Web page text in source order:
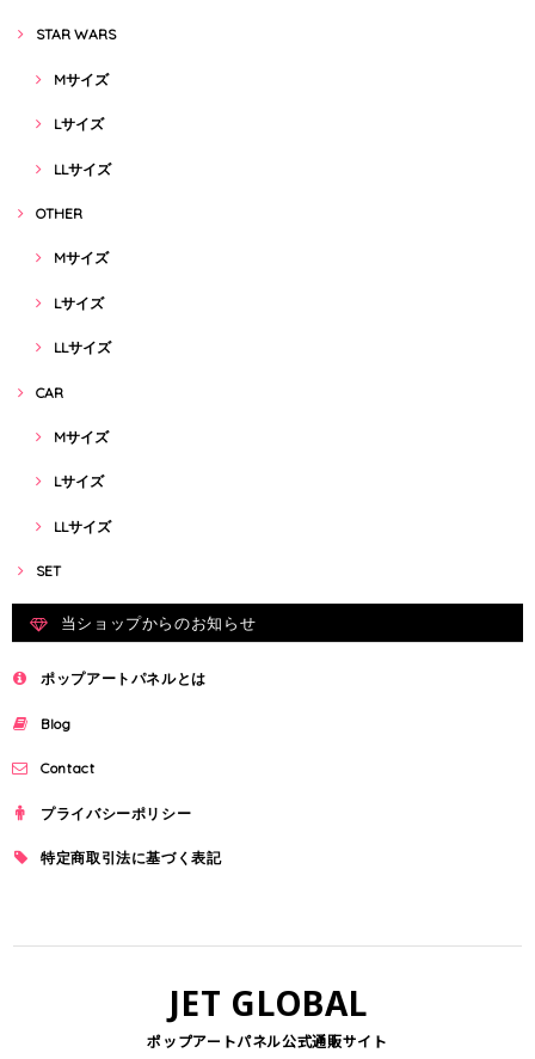
STAR WARS
Mサイズ
Lサイズ
LLサイズ
OTHER
Mサイズ
Lサイズ
LLサイズ
CAR
Mサイズ
Lサイズ
LLサイズ
SET
当ショップからのお知らせ
ポップアートパネルとは
Blog
Contact
プライバシーポリシー
特定商取引法に基づく表記
JET GLOBAL
ポップアートパネル公式通販サイト